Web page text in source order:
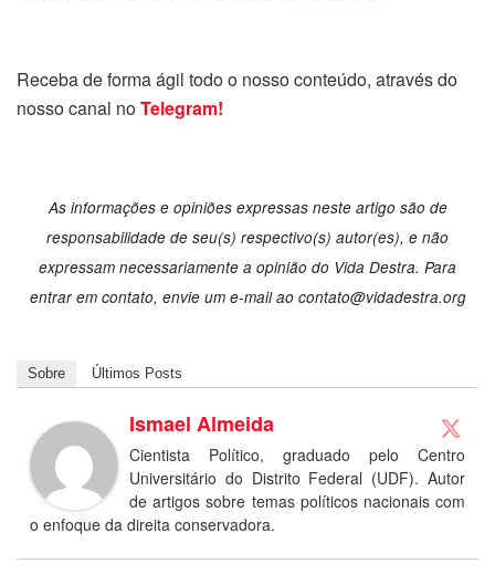
Receba de forma ágil todo o nosso conteúdo, através do
nosso canal noTelegram!
As informações e opiniões expressas neste artigo são de
responsabilidade de seu(s) respectivo(s) autor(es), e não
expressam necessariamente a opinião do Vida Destra. Para
entrar em contato, envie um e-mail ao contato@vidadestra.org
Sobre Últimos Posts
Ismael Almeida
Cientista Político, graduado pelo Centro
Universitário do Distrito Federal (UDF). Autor
de artigos sobre temas políticos nacionais com
o enfoque da direita conservadora.